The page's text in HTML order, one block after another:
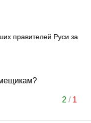
правителей Руси за
2 / 1